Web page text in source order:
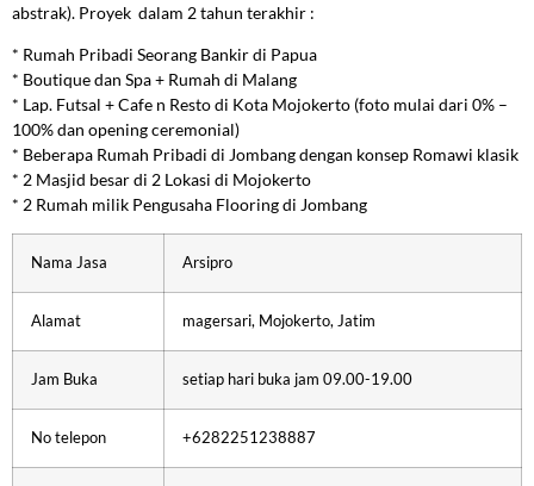
abstrak). Proyek dalam 2 tahun terakhir :
* Rumah Pribadi Seorang Bankir di Papua
* Boutique dan Spa + Rumah di Malang
* Lap. Futsal + Cafe n Resto di Kota Mojokerto (foto mulai dari 0% –
100% dan opening ceremonial)
* Beberapa Rumah Pribadi di Jombang dengan konsep Romawi klasik
* 2 Masjid besar di 2 Lokasi di Mojokerto
* 2 Rumah milik Pengusaha Flooring di Jombang
Nama Jasa Arsipro
Alamat magersari, Mojokerto, Jatim
Jam Buka setiap hari buka jam 09.00-19.00
No telepon +6282251238887